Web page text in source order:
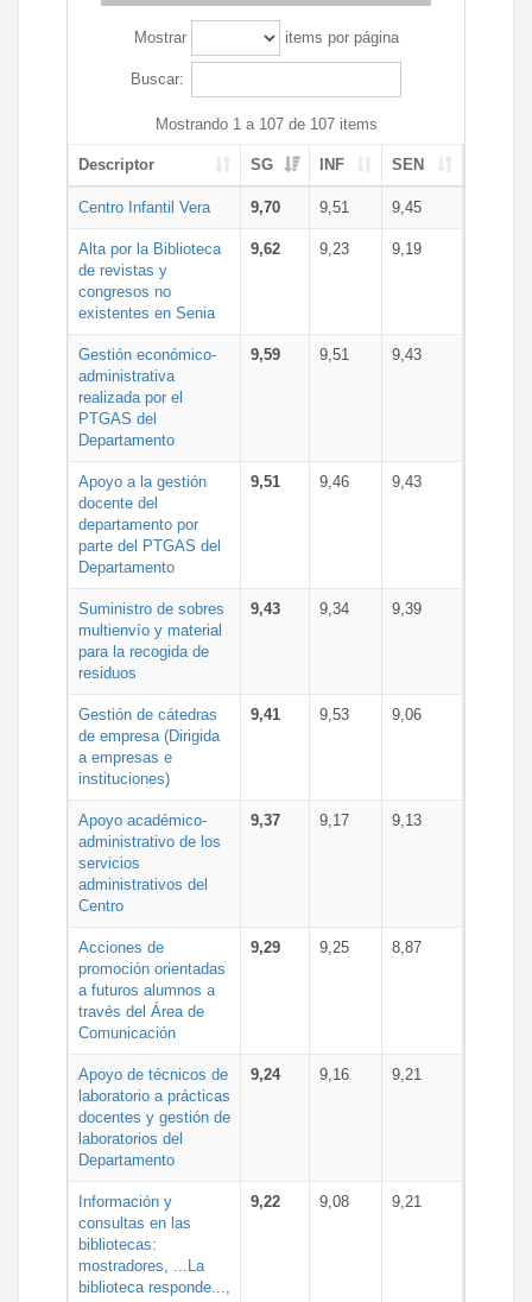
Mostrar items por página
Buscar:
Mostrando 1 a 107 de 107 items
Descriptor SG INF SEN
Centro Infantil Vera 9,70 9,51 9,45
Alta por la Biblioteca
de revistas y
congresos no
existentes en Senia
9,62 9,23 9,19
Gestión económico-
administrativa
realizada por el
PTGAS del
Departamento
9,59 9,51 9,43
Apoyo a la gestión
docente del
departamento por
parte del PTGAS del
Departamento
9,51 9,46 9,43
Suministro de sobres
multienvío y material
para la recogida de
residuos
9,43 9,34 9,39
Gestión de cátedras
de empresa (Dirigida
a empresas e
instituciones)
9,41 9,53 9,06
Apoyo académico-
administrativo de los
servicios
administrativos del
Centro
9,37 9,17 9,13
Acciones de
promoción orientadas
a futuros alumnos a
través del Área de
Comunicación
9,29 9,25 8,87
Apoyo de técnicos de
laboratorio a prácticas
docentes y gestión de
laboratorios del
Departamento
9,24 9,16 9,21
Información y
consultas en las
bibliotecas:
mostradores, ...La
biblioteca responde...,
9,22 9,08 9,21